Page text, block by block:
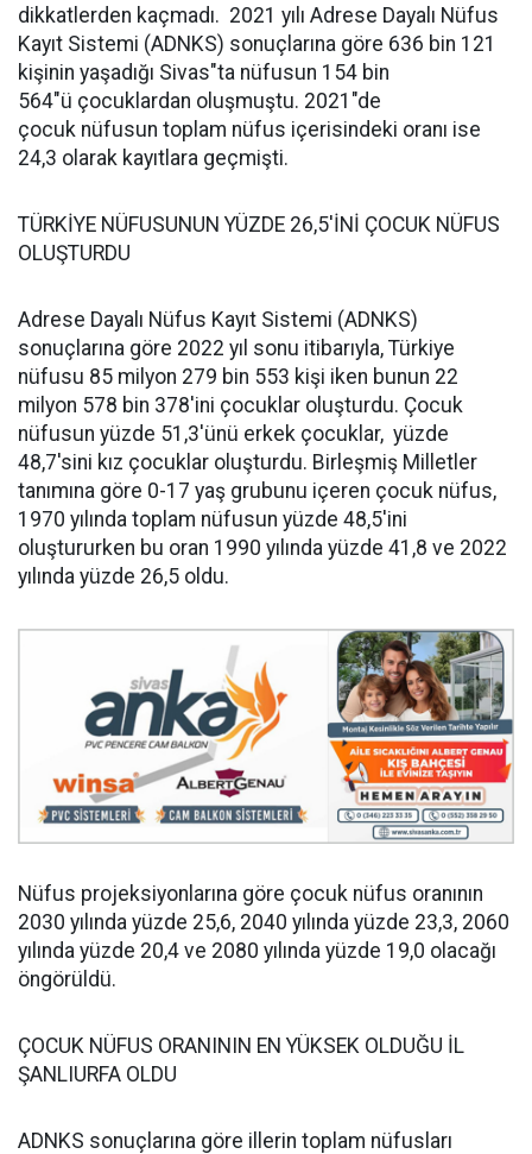
dikkatlerden kaçmadı. 2021 yılı Adrese Dayalı Nüfus
Kayıt Sistemi (ADNKS) sonuçlarına göre 636 bin 121
kişinin yaşadığı Sivas"ta nüfusun 154 bin
564"ü çocuklardan oluşmuştu. 2021"de
çocuk nüfusun toplam nüfus içerisindeki oranı ise
24,3 olarak kayıtlara geçmişti.
TÜRKİYE NÜFUSUNUN YÜZDE 26,5'İNİ ÇOCUK NÜFUS
OLUŞTURDU
Adrese Dayalı Nüfus Kayıt Sistemi (ADNKS)
sonuçlarına göre 2022 yıl sonu itibarıyla, Türkiye
nüfusu 85 milyon 279 bin 553 kişi iken bunun 22
milyon 578 bin 378'ini çocuklar oluşturdu. Çocuk
nüfusun yüzde 51,3'ünü erkek çocuklar, yüzde
48,7'sini kız çocuklar oluşturdu. Birleşmiş Milletler
tanımına göre 0-17 yaş grubunu içeren çocuk nüfus,
1970 yılında toplam nüfusun yüzde 48,5'ini
oluştururken bu oran 1990 yılında yüzde 41,8 ve 2022
yılında yüzde 26,5 oldu.
Nüfus projeksiyonlarına göre çocuk nüfus oranının
2030 yılında yüzde 25,6, 2040 yılında yüzde 23,3, 2060
yılında yüzde 20,4 ve 2080 yılında yüzde 19,0 olacağı
öngörüldü.
ÇOCUK NÜFUS ORANININ EN YÜKSEK OLDUĞU İL
ŞANLIURFA OLDU
ADNKS sonuçlarına göre illerin toplam nüfusları